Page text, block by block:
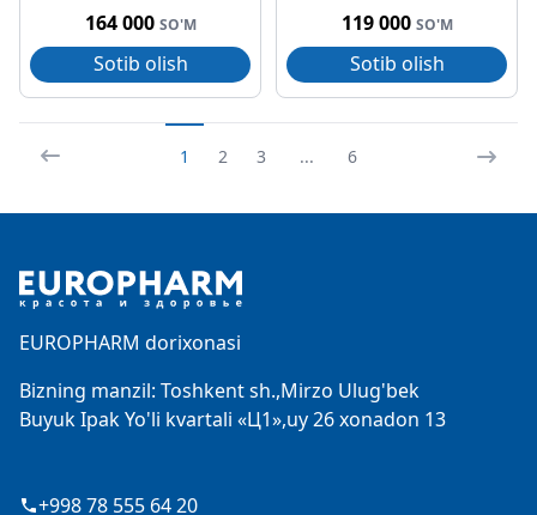
164 000 SO'M
Sotib olish
119 000 SO'M
Sotib olish
1 2 3 ... 6
EUROPHARM dorixonasi
Bizning manzil: Toshkent sh.,Mirzo Ulug'bek
Buyuk Ipak Yo'li kvartali «Ц1»,uy 26 xonadon 13
+998 78 555 64 20